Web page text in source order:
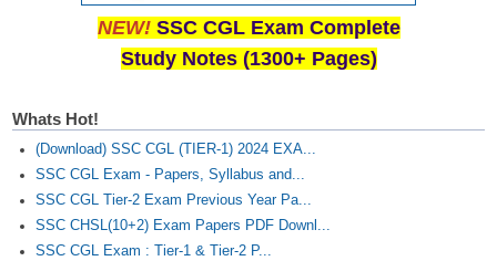
SSC Exam Vacancies
Scientific Assistant Exam
MTS
MTS Exam Papers
MTS Exam Syllabus
NEW! SSC CGL Exam Complete
Study Notes (1300+ Pages)
Whats Hot!
(Download) SSC CGL (TIER-1) 2024 EXA...
SSC CGL Exam - Papers, Syllabus and...
SSC CGL Tier-2 Exam Previous Year Pa...
SSC CHSL(10+2) Exam Papers PDF Downl...
SSC CGL Exam : Tier-1 & Tier-2 P...